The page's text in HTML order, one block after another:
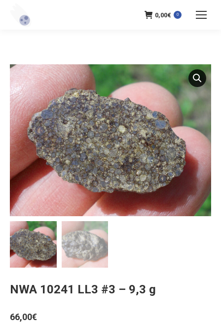
0,00€ 0
NWA 10241 LL3 #3 – 9,3 g
66,00€